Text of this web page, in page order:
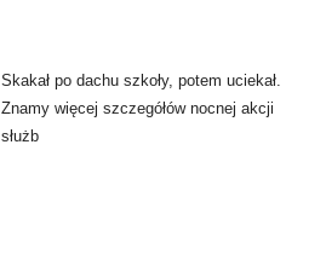
Skakał po dachu szkoły, potem uciekał.
Znamy więcej szczegółów nocnej akcji
służb